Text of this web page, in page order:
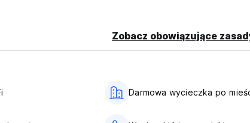
Zobacz obowiązujące
Darmowa wycieczka po